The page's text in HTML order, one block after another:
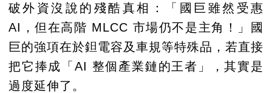
破外資沒說的殘酷真相：「國巨雖然受惠
AI，但在高階 MLCC 市場仍不是主角！」國
巨的強項在於鉭電容及車規等特殊品，若直接
把它捧成「AI 整個產業鏈的王者」，其實是
過度延伸了。